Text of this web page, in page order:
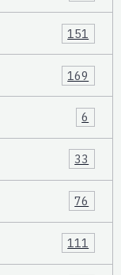
151
169
6
33
76
111